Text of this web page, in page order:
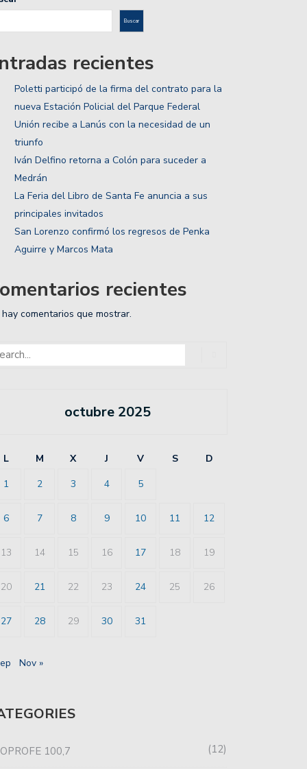
Buscar
recientes
Poletti participó de la firma del contrato para la
nueva Estación Policial del Parque Federal
Unión recibe a Lanús con la necesidad de un
triunfo
Iván Delfino retorna a Colón para suceder a
Medrán
La Feria del Libro de Santa Fe anuncia a sus
principales invitados
San Lorenzo confirmó los regresos de Penka
Aguirre y Marcos Mata
recientes
comentarios que mostrar.
octubre 2025
L M X J V S
D
1
2 3 4 5
6 7 8 9 10 11 12
13 14 15 16 17 18 19
20 21 22 23 24 25 26
27 28 29 30 31
Nov »
100,7 12